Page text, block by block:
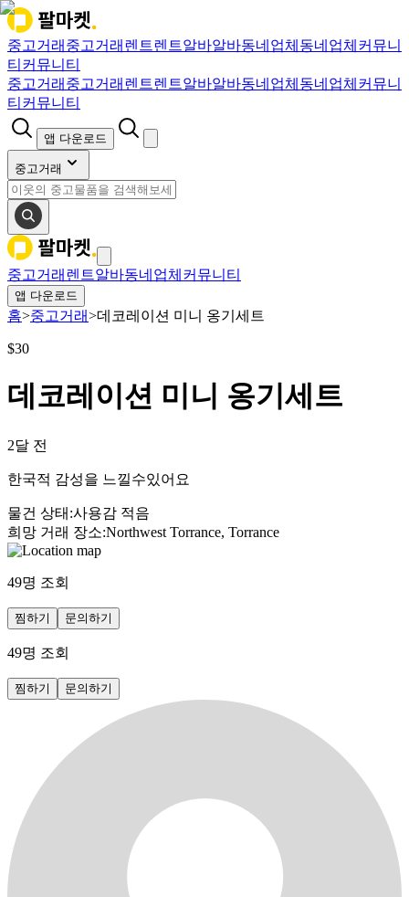
중고거래 중고거래 렌트렌트알바알바동네업체 동네업체 커뮤니
티 커뮤니티
중고거래 중고거래 렌트렌트알바알바동네업체 동네업체 커뮤니
티 커뮤니티
앱 다운로드
중고거래
중고거래 렌트알바동네업체 커뮤니티
앱 다운로드
홈>중고거래>데코레이션 미니 옹기세트
$30
데코레이션 미니 옹기세트
2달 전
한국적 감성을 느낄수있어요
물건 상태 :사용감 적음
희망 거래 장소:Northwest Torrance, Torrance
49명 조회
찜하기 문의하기
49명 조회
찜하기 문의하기